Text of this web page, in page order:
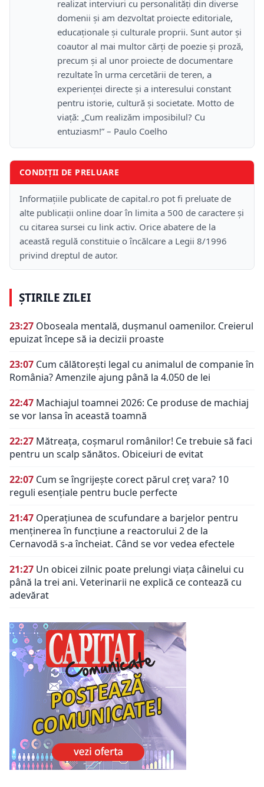
realizat interviuri cu personalități din diverse
domenii și am dezvoltat proiecte editoriale,
educaționale și culturale proprii. Sunt autor și
coautor al mai multor cărți de poezie și proză,
precum și al unor proiecte de documentare
rezultate în urma cercetării de teren, a
experienței directe și a interesului constant
pentru istorie, cultură și societate. Motto de
viață: „Cum realizăm imposibilul? Cu
entuziasm!” – Paulo Coelho
CONDIȚII DE PRELUARE
Informațiile publicate de capital.ro pot fi preluate de
alte publicații online doar în limita a 500 de caractere și
cu citarea sursei cu link activ. Orice abatere de la
această regulă constituie o încălcare a Legii 8/1996
privind dreptul de autor.
ȘTIRILE ZILEI
23:27 Oboseala mentală, dușmanul oamenilor. Creierul
epuizat începe să ia decizii proaste
23:07 Cum călătorești legal cu animalul de companie în
România? Amenzile ajung până la 4.050 de lei
22:47 Machiajul toamnei 2026: Ce produse de machiaj
se vor lansa în această toamnă
22:27 Mătreața, coșmarul românilor! Ce trebuie să faci
pentru un scalp sănătos. Obiceiuri de evitat
22:07 Cum se îngrijește corect părul creț vara? 10
reguli esențiale pentru bucle perfecte
21:47 Operațiunea de scufundare a barjelor pentru
menținerea în funcțiune a reactorului 2 de la
Cernavodă s-a încheiat. Când se vor vedea efectele
21:27 Un obicei zilnic poate prelungi viața câinelui cu
până la trei ani. Veterinarii ne explică ce contează cu
adevărat